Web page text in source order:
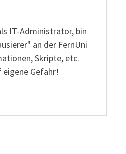
IT-Administrator, bin
an der FernUni
Skripte, etc.
eigene Gefahr!